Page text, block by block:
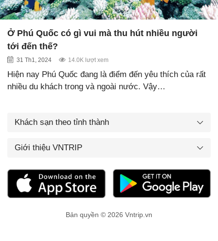
Ở Phú Quốc có gì vui mà thu hút nhiều người
tới đến thế?
31 Th1, 2024 14.0K lượt xem
Hiện nay Phú Quốc đang là điểm đến yêu thích của rất
nhiều du khách trong và ngoài nước. Vậy…
Khách sạn theo tỉnh thành
Giới thiệu VNTRIP
Bản quyền © 2026 Vntrip.vn